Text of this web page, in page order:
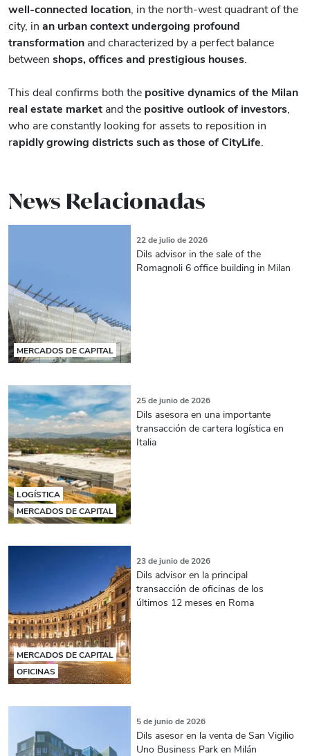
well-connected location , in the north-west quadrant of the
city, in an urban context undergoing profound
transformation and characterized by a perfect balance
between shops, offices and prestigious houses
This deal confirms both the positive dynamics of the Milan
real estate market and the positive outlook of investors
who are constantly looking for assets to reposition in
rapidly growing districts such as those of CityLife
News Relacionadas
MERCADOS DE CAPITAL
22 de julio de 2026
Dils advisor in the sale of the
Romagnoli 6 office building in Milan
LOGÍSTICA
MERCADOS DE CAPITAL
25 de junio de 2026
Dils asesora en una importante
transacción de cartera logística en
Italia
MERCADOS DE CAPITAL
OFICINAS
23 de junio de 2026
Dils advisor en la principal
transacción de oficinas de los
últimos 12 meses en Roma
5 de junio de 2026
Dils asesor en la venta de San Vigilio
Uno Business Park en Milán